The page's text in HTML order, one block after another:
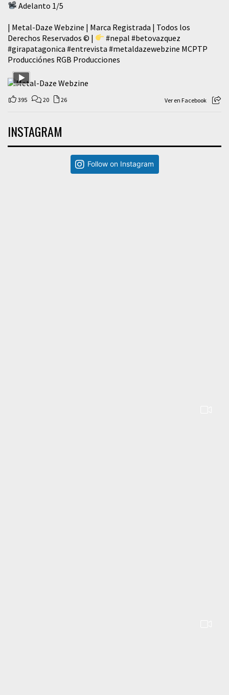
Adelanto 1/5
| Metal-Daze Webzine | Marca Registrada | Todos los
Derechos Reservados © |
#nepal #betovazquez
#girapatagonica #entrevista #metaldazewebzine MCPTP
Producciónes RGB Producciones
395 20 26 Ver en Facebook
INSTAGRAM
Follow on Instagram